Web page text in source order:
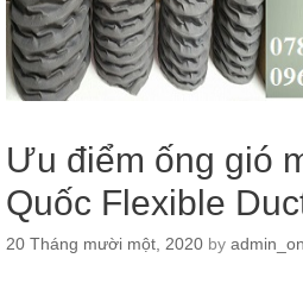
Ưu điểm ống gió
Quốc Flexible
20 Tháng mười một, 2020 by